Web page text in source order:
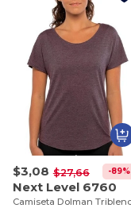
$3,08 $27,66 -89%
Next Level 6760